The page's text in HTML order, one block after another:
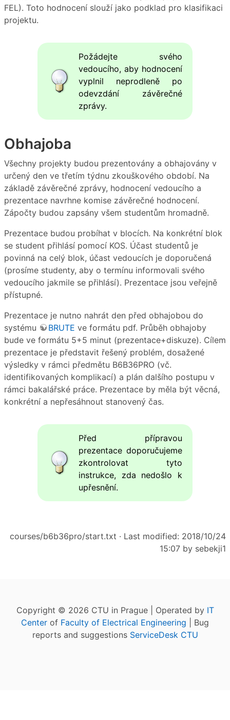
FEL). Toto hodnocení slouží jako podklad pro klasifikaci
projektu.
Požádejte svého
vedoucího, aby hodnocení
vyplnil neprodleně po
odevzdání závěrečné
zprávy.
Obhajoba
Všechny projekty budou prezentovány a obhajovány v
určený den ve třetím týdnu zkouškového období. Na
základě závěrečné zprávy, hodnocení vedoucího a
prezentace navrhne komise závěrečné hodnocení.
Zápočty budou zapsány všem studentům hromadně.
Prezentace budou probíhat v blocích. Na konkrétní blok
se student přihlásí pomocí KOS. Účast studentů je
povinná na celý blok, účast vedoucích je doporučená
(prosíme studenty, aby o termínu informovali svého
vedoucího jakmile se přihlásí). Prezentace jsou veřejně
přístupné.
Prezentace je nutno nahrát den před obhajobou do
systému
BRUTE ve formátu pdf. Průběh obhajoby
bude ve formátu 5+5 minut (prezentace+diskuze). Cílem
prezentace je představit řešený problém, dosažené
výsledky v rámci předmětu B6B36PRO (vč.
identifikovaných komplikací) a plán dalšího postupu v
rámci bakalářské práce. Prezentace by měla být věcná,
konkrétní a nepřesáhnout stanovený čas.
Před přípravou
prezentace doporučujeme
zkontrolovat tyto
instrukce, zda nedošlo k
upřesnění.
courses/b6b36pro/start.txt · Last modified: 2018/10/24
15:07 by sebekji1
Copyright © 2026 CTU in Prague | Operated by IT
Center of Faculty of Electrical Engineering | Bug
reports and suggestions ServiceDesk CTU